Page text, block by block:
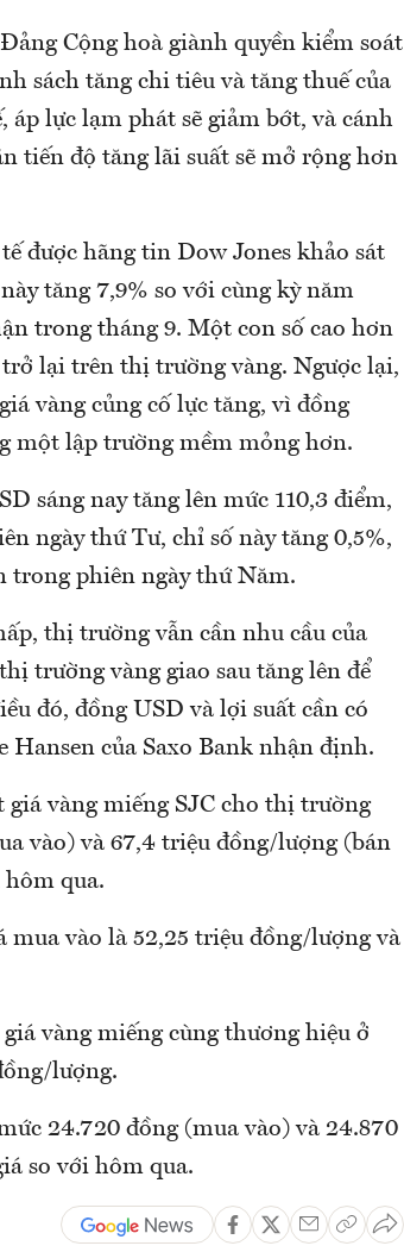
Cộng hoà giành quyền kiểm soát
sách tăng chi tiêu và tăng thuế của
lực lạm phát sẽ giảm bớt, và cánh
tiến độ tăng lãi suất sẽ mở rộng hơn
được hãng tin Dow Jones khảo sát
tăng 7,9% so với cùng kỳ năm
trong tháng 9. Một con số cao hơn
lại trên thị trường vàng. Ngược lại,
vàng củng cố lực tăng, vì đồng
một lập trường mềm mỏng hơn.
sáng nay tăng lên mức 110,3 điểm,
ngày thứ Tư, chỉ số này tăng 0,5%,
trong phiên ngày thứ Năm.
thị trường vẫn cần nhu cầu của
trường vàng giao sau tăng lên để
đó, đồng USD và lợi suất cần có
Hansen của Saxo Bank nhận định.
giá vàng miếng SJC cho thị trường
vào) và 67,4 triệu đồng/lượng (bán
qua.
vào là 52,25 triệu đồng/lượng và
vàng miếng cùng thương hiệu ở
lượng.
24.720 đồng (mua vào) và 24.870
so với hôm qua.